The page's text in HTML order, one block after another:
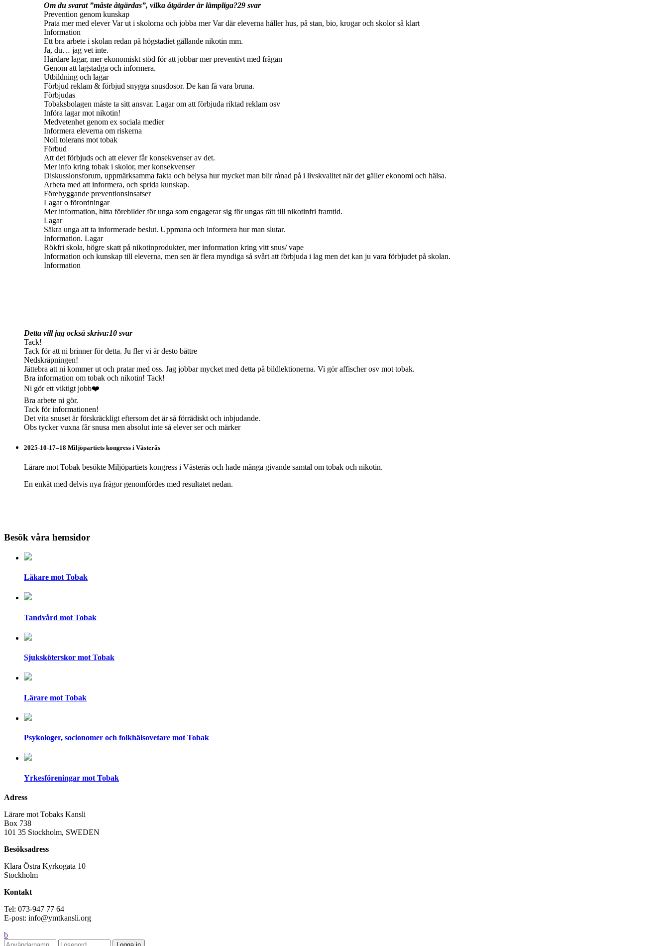
Om du svarat ”måste åtgärdas”, vilka åtgärder är lämpliga?29 svar
Prevention genom kunskap
Prata mer med elever Var ut i skolorna och jobba mer Var där eleverna håller hus, på stan, bio, krogar och skolor så klart
Information
Ett bra arbete i skolan redan på högstadiet gällande nikotin mm.
Ja, du… jag vet inte.
Hårdare lagar, mer ekonomiskt stöd för att jobbar mer preventivt med frågan
Genom att lagstadga och informera.
Utbildning och lagar
Förbjud reklam & förbjud snygga snusdosor. De kan få vara bruna.
Förbjudas
Tobaksbolagen måste ta sitt ansvar. Lagar om att förbjuda riktad reklam osv
Införa lagar mot nikotin!
Medvetenhet genom ex sociala medier
Informera eleverna om riskerna
Noll tolerans mot tobak
Förbud
Att det förbjuds och att elever får konsekvenser av det.
Mer info kring tobak i skolor, mer konsekvenser
Diskussionsforum, uppmärksamma fakta och belysa hur mycket man blir rånad på i livskvalitet när det gäller ekonomi och hälsa.
Arbeta med att informera, och sprida kunskap.
Förebyggande preventionsinsatser
Lagar o förordningar
Mer information, hitta förebilder för unga som engagerar sig för ungas rätt till nikotinfri framtid.
Lagar
Säkra unga att ta informerade beslut. Uppmana och informera hur man slutar.
Information. Lagar
Rökfri skola, högre skatt på nikotinprodukter, mer information kring vitt snus/ vape
Information och kunskap till eleverna, men sen är flera myndiga så svårt att förbjuda i lag men det kan ju vara förbjudet på skolan.
Information
Detta vill jag också skriva:10 svar
Tack!
Tack för att ni brinner för detta. Ju fler vi är desto bättre
Nedskräpningen!
Jättebra att ni kommer ut och pratar med oss. Jag jobbar mycket med detta på bildlektionerna. Vi gör affischer osv mot tobak.
Bra information om tobak och nikotin! Tack!
Ni gör ett viktigt jobb❤️
Bra arbete ni gör.
Tack för informationen!
Det vita snuset är förskräckligt eftersom det är så förrädiskt och inbjudande.
Obs tycker vuxna får snusa men absolut inte så elever ser och märker
2025-10-17–18 Miljöpartiets kongress i Västerås
Lärare mot Tobak besökte Miljöpartiets kongress i Västerås och hade många givande samtal om tobak och nikotin.
En enkät med delvis nya frågor genomfördes med resultatet nedan.
Besök våra hemsidor
Läkare mot Tobak
Tandvård mot Tobak
Sjuksköterskor mot Tobak
Lärare mot Tobak
Psykologer, socionomer och folkhälsovetare mot Tobak
Yrkesföreningar mot Tobak
Adress
Lärare mot Tobaks Kansli
Box 738
101 35 Stockholm, SWEDEN
Besöksadress
Klara Östra Kyrkogata 10
Stockholm
Kontakt
Tel: 073-947 77 64
E-post: info@ymtkansli.org
b